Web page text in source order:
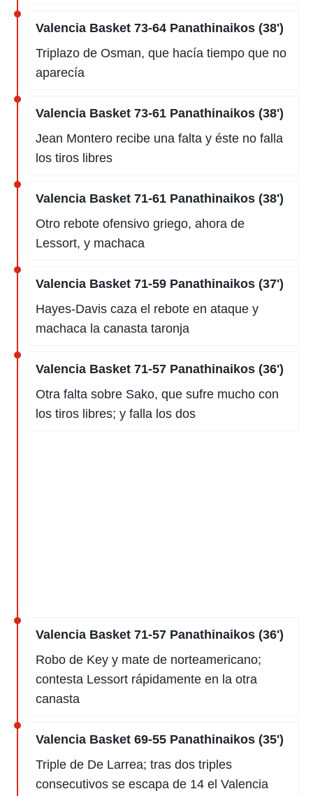
Valencia Basket 73-64 Panathinaikos (38')
Triplazo de Osman, que hacía tiempo que no
aparecía
Valencia Basket 73-61 Panathinaikos (38')
Jean Montero recibe una falta y éste no falla
los tiros libres
Valencia Basket 71-61 Panathinaikos (38')
Otro rebote ofensivo griego, ahora de
Lessort, y machaca
Valencia Basket 71-59 Panathinaikos (37')
Hayes-Davis caza el rebote en ataque y
machaca la canasta taronja
Valencia Basket 71-57 Panathinaikos (36')
Otra falta sobre Sako, que sufre mucho con
los tiros libres; y falla los dos
Valencia Basket 71-57 Panathinaikos (36')
Robo de Key y mate de norteamericano;
contesta Lessort rápidamente en la otra
canasta
Valencia Basket 69-55 Panathinaikos (35')
Triple de De Larrea; tras dos triples
consecutivos se escapa de 14 el Valencia